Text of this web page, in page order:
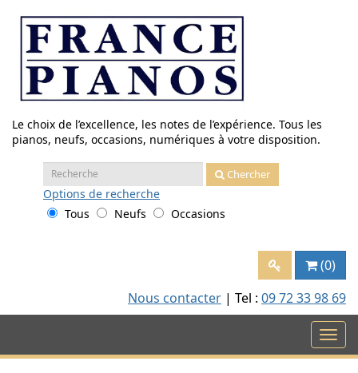
contenu
Le choix de l’excellence, les notes de l’expérience. Tous les
pianos, neufs, occasions, numériques à votre disposition.
Recherche
:
Chercher
Options de recherche
Tous
Neufs Occasions
(0)
Nous contacter | Tel : 09 72 33 98 69